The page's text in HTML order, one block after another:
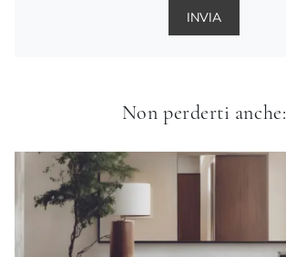
INVIA
Non perderti anche: